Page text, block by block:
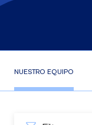
NUESTRO EQUIPO